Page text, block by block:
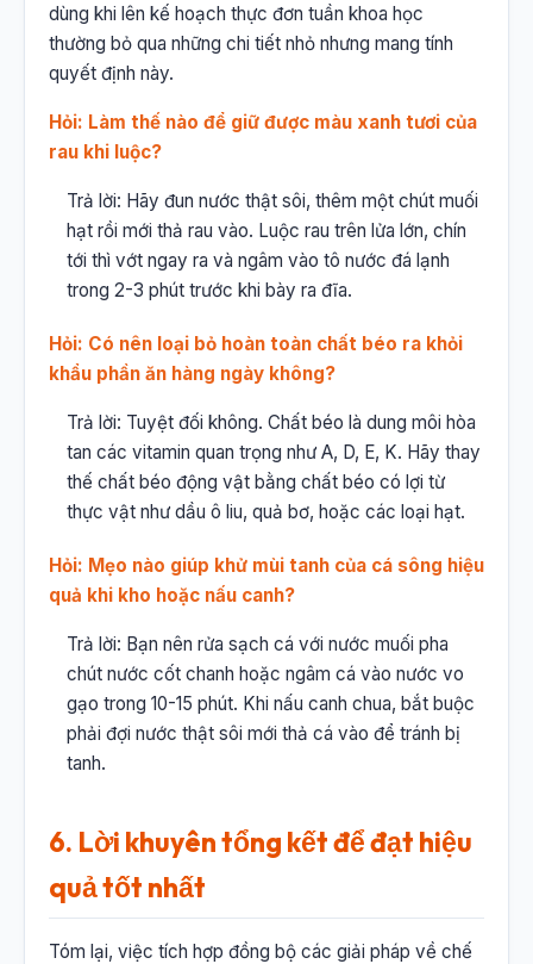
dùng khi lên kế hoạch thực đơn tuần khoa học
thường bỏ qua những chi tiết nhỏ nhưng mang tính
quyết định này.
Hỏi: Làm thế nào để giữ được màu xanh tươi của
rau khi luộc?
Trả lời: Hãy đun nước thật sôi, thêm một chút muối
hạt rồi mới thả rau vào. Luộc rau trên lửa lớn, chín
tới thì vớt ngay ra và ngâm vào tô nước đá lạnh
trong 2-3 phút trước khi bày ra đĩa.
Hỏi: Có nên loại bỏ hoàn toàn chất béo ra khỏi
khẩu phần ăn hàng ngày không?
Trả lời: Tuyệt đối không. Chất béo là dung môi hòa
tan các vitamin quan trọng như A, D, E, K. Hãy thay
thế chất béo động vật bằng chất béo có lợi từ
thực vật như dầu ô liu, quả bơ, hoặc các loại hạt.
Hỏi: Mẹo nào giúp khử mùi tanh của cá sông hiệu
quả khi kho hoặc nấu canh?
Trả lời: Bạn nên rửa sạch cá với nước muối pha
chút nước cốt chanh hoặc ngâm cá vào nước vo
gạo trong 10-15 phút. Khi nấu canh chua, bắt buộc
phải đợi nước thật sôi mới thả cá vào để tránh bị
tanh.
6. Lời khuyên tổng kết để đạt hiệu
quả tốt nhất
Tóm lại, việc tích hợp đồng bộ các giải pháp về chế